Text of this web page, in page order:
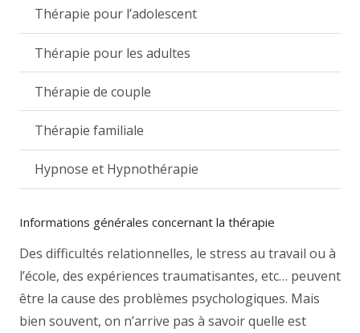
Thérapie pour l’adolescent
Thérapie pour les adultes
Thérapie de couple
Thérapie familiale
Hypnose et Hypnothérapie
Informations générales concernant la thérapie
Des difficultés relationnelles, le stress au travail ou à
l’école, des expériences traumatisantes, etc… peuvent
être la cause des problèmes psychologiques. Mais
bien souvent, on n’arrive pas à savoir quelle est